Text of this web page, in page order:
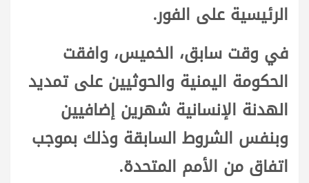
الرئيسية على الفور.
في وقت سابق، الخميس، وافقت
الحكومة اليمنية والحوثيين على تمديد
الهدنة الإنسانية شهرين إضافيين
وبنفس الشروط السابقة وذلك بموجب
اتفاق من الأمم المتحدة.